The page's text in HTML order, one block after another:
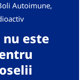
Autoimune,
este